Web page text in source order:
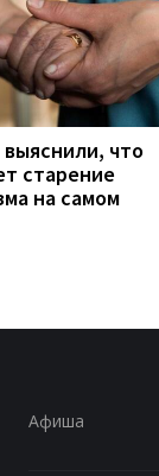
что
старение
на самом
Афиша